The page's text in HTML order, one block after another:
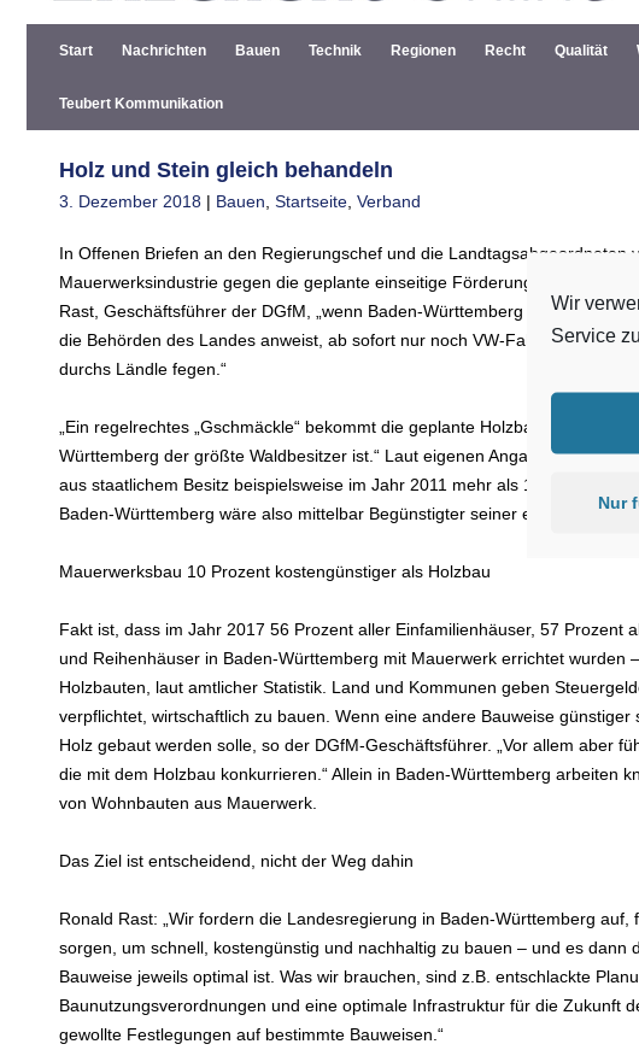
Zum
Start Nachrichten Bauen Technik Regionen Recht Qualität
Teubert Kommunikation
Holz und Stein gleich behandeln
3. Dezember 2018 | Bauen Startseite Verband
In Offenen Briefen an den Regierungschef und die Landtagsabgeordneten
Mauerwerksindustrie gegen die geplante einseitige Förderung des
Rast, Geschäftsführer der DGfM, „wenn Baden-Württemberg die aktuelle
die Behörden des Landes anweist, ab sofort nur noch VW-Fahrzeuge als
durchs Ländle fegen.“
„Ein regelrechtes „Gschmäckle“ bekommt die geplante Holzbau-
Württemberg der größte Waldbesitzer ist.“ Laut eigenen Angaben
aus staatlichem Besitz beispielsweise im Jahr 2011 mehr als 150 Millionen
Baden-Württemberg wäre also mittelbar Begünstigter seiner eigenen
Mauerwerksbau 10 Prozent kostengünstiger als Holzbau
Fakt ist, dass im Jahr 2017 56 Prozent aller Einfamilienhäuser, 57 Prozent
und Reihenhäuser in Baden-Württemberg mit Mauerwerk errichtet wurden
Holzbauten, laut amtlicher Statistik. Land und Kommunen geben
verpflichtet, wirtschaftlich zu bauen. Wenn eine andere Bauweise
Holz gebaut werden solle, so der DGfM-Geschäftsführer. „Vor allem aber
die mit dem Holzbau konkurrieren.“ Allein in Baden-Württemberg arbeiten
von Wohnbauten aus Mauerwerk.
Das Ziel ist entscheidend, nicht der Weg dahin
Ronald Rast: „Wir fordern die Landesregierung in Baden-Württemberg
sorgen, um schnell, kostengünstig und nachhaltig zu bauen – und es
Bauweise jeweils optimal ist. Was wir brauchen, sind z.B. entschlackte
Baunutzungsverordnungen und eine optimale Infrastruktur für die Zukunft
gewollte Festlegungen auf bestimmte Bauweisen.“
Wir
Service
Nur